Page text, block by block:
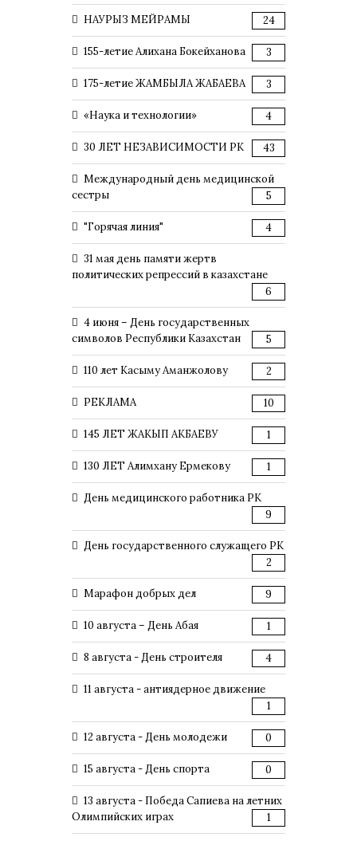
НАУРЫЗ МЕЙРАМЫ 24
155-летие Алихана Бокейханова 3
175-летие ЖАМБЫЛА ЖАБАЕВА 3
«Наука и технологии» 4
30 ЛЕТ НЕЗАВИСИМОСТИ РК 43
Международный день медицинской
сестры
5
"Горячая линия" 4
31 мая день памяти жертв
политических репрессий в казахстане
6
4 июня – День государственных
символов Республики Казахстан
5
110 лет Касыму Аманжолову 2
РЕКЛАМА 10
145 ЛЕТ ЖАКЫП АКБАЕВУ 1
130 ЛЕТ Алимхану Ермекову 1
День медицинского работника РК
9
День государственного служащего РК
2
Марафон добрых дел 9
10 августа – День Абая 1
8 августа - День строителя 4
11 августа - антиядерное движение
1
12 августа - День молодежи 0
15 августа - День спорта 0
13 августа - Победа Сапиева на летних
Олимпийских играх
1